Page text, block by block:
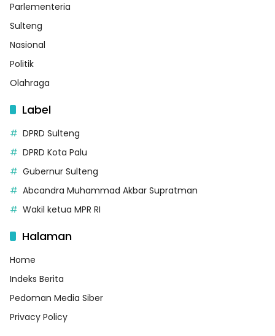
Parlementeria
Sulteng
Nasional
Politik
Olahraga
Label
DPRD Sulteng
DPRD Kota Palu
Gubernur Sulteng
Abcandra Muhammad Akbar Supratman
Wakil ketua MPR RI
Halaman
Home
Indeks Berita
Pedoman Media Siber
Privacy Policy